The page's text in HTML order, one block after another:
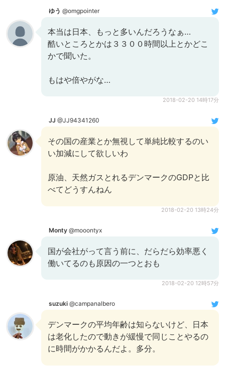
ゆう @omgpointer
本当は日本、もっと多いんだろうなぁ…
酷いところとかは３３００時間以上とかどこ
かで聞いた。
もはや倍やがな…
2018-02-20 14時17分
JJ @JJ94341260
その国の産業とか無視して単純比較するのい
い加減にして欲しいわ
原油、天然ガスとれるデンマークのGDPと比
べてどうすんねん
2018-02-20 13時24分
Monty @mooontyx
国が会社がって言う前に、だらだら効率悪く
働いてるのも原因の一つとおも
2018-02-20 12時57分
suzuki @campanalbero
デンマークの平均年齢は知らないけど、日本
は老化したので動きが緩慢で同じことやるの
に時間がかかるんだよ。多分。